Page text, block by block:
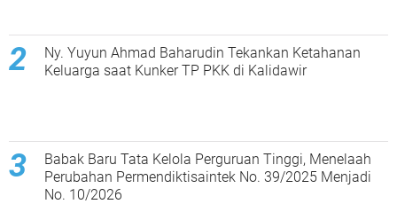
Ny. Yuyun Ahmad Baharudin Tekankan Ketahanan
Keluarga saat Kunker TP PKK di Kalidawir
Babak Baru Tata Kelola Perguruan Tinggi, Menelaah
Perubahan Permendiktisaintek No. 39/2025 Menjadi
No. 10/2026